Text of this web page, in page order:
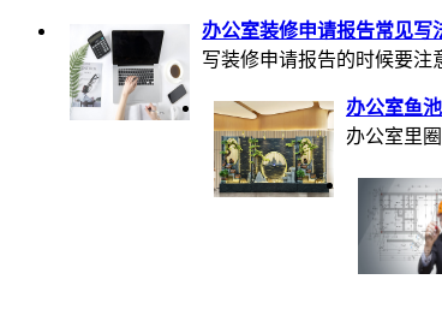
办公室装修申请报告常见写
写装修申请报告的时候要注
办公室鱼
办公室里